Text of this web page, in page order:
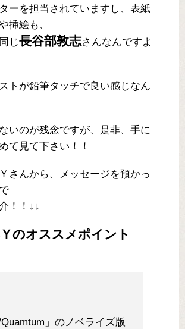
ーを担当されていますし、表紙
挿絵も、
じ長谷部敦志さんなんですよ
トが鉛筆タッチで良い感じなん
いのが残念ですが、是非、手に
て見て下さい！！
さんから、メッセージを預かっ
！！↓↓
のオススメポイント
Quamtum」のノベライズ版